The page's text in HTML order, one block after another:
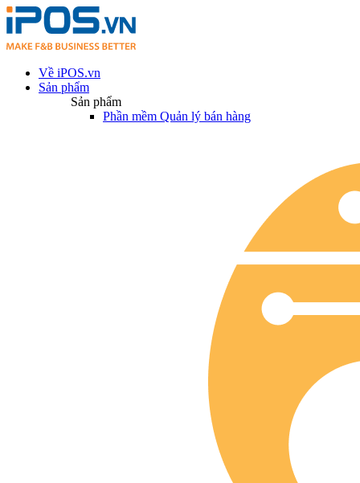
Về iPOS.vn
Sản phẩm
Sản phẩm
Phần mềm Quản lý bán hàng